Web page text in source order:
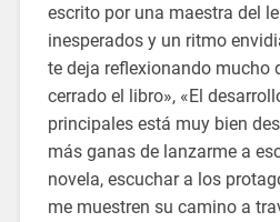
escrito por una maestra del
inesperados y un ritmo
te deja reflexionando mucho
cerrado el libro», «El
principales está muy bien
más ganas de lanzarme a
novela, escuchar a los
me muestren su camino a